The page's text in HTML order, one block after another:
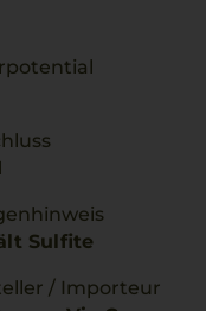
Sulfite
/ Importeur